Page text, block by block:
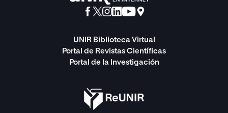
UNIR Biblioteca Virtual
Portal de Revistas Científicas
Portal de la Investigación